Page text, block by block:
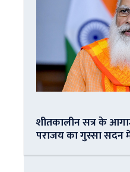
शीतकालीन सत्र के
पराजय का गुस्सा सदन